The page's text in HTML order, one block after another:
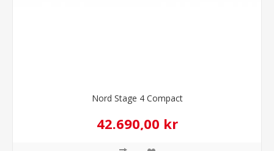
Nord Stage 4 Compact
42.690,00 kr